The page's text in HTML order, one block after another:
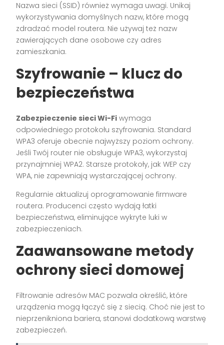
Nazwa sieci (SSID) również wymaga uwagi. Unikaj
wykorzystywania domyślnych nazw, które mogą
zdradzać model routera. Nie używaj też nazw
zawierających dane osobowe czy adres
zamieszkania.
Szyfrowanie – klucz do
bezpieczeństwa
Zabezpieczenie sieci Wi-Fi wymaga
odpowiedniego protokołu szyfrowania. Standard
WPA3 oferuje obecnie najwyższy poziom ochrony.
Jeśli Twój router nie obsługuje WPA3, wykorzystaj
przynajmniej WPA2. Starsze protokoły, jak WEP czy
WPA, nie zapewniają wystarczającej ochrony.
Regularnie aktualizuj oprogramowanie firmware
routera. Producenci często wydają łatki
bezpieczeństwa, eliminujące wykryte luki w
zabezpieczeniach.
Zaawansowane metody
ochrony sieci domowej
Filtrowanie adresów MAC pozwala określić, które
urządzenia mogą łączyć się z siecią. Choć nie jest to
nieprzenikniona bariera, stanowi dodatkową warstwę
zabezpieczeń.